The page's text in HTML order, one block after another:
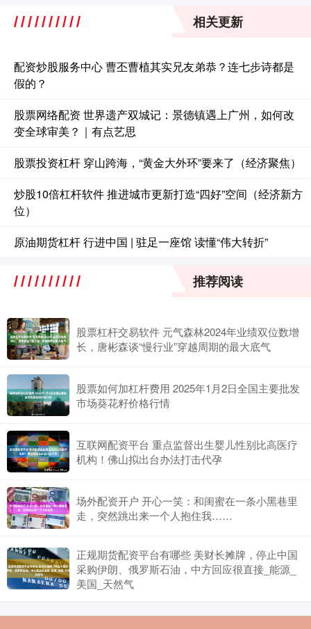
相关更新
配资炒股服务中心 曹丕曹植其实兄友弟恭？连七步诗都是
假的？
股票网络配资 世界遗产双城记：景德镇遇上广州，如何改
变全球审美？｜有点艺思
股票投资杠杆 穿山跨海，“黄金大外环”要来了（经济聚焦）
炒股10倍杠杆软件 推进城市更新打造“四好”空间（经济新方
位）
原油期货杠杆 行进中国 | 驻足一座馆 读懂“伟大转折”
推荐阅读
股票杠杆交易软件 元气森林2024年业绩双位数增
长，唐彬森谈“慢行业”穿越周期的最大底气
股票如何加杠杆费用 2025年1月2日全国主要批发
市场葵花籽价格行情
互联网配资平台 重点监督出生婴儿性别比高医疗
机构！佛山拟出台办法打击代孕
场外配资开户 开心一笑：和闺蜜在一条小黑巷里
走，突然跳出来一个人抱住我……
正规期货配资平台有哪些 美财长摊牌，停止中国
采购伊朗、俄罗斯石油，中方回应很直接_能源_
美国_天然气